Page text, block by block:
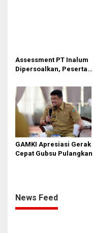
Assessment PT Inalum
Dipersoalkan, Peserta
Penentuan Kelulusan
GAMKI Apresiasi Gerak
Cepat Gubsu Pulangkan
News Feed